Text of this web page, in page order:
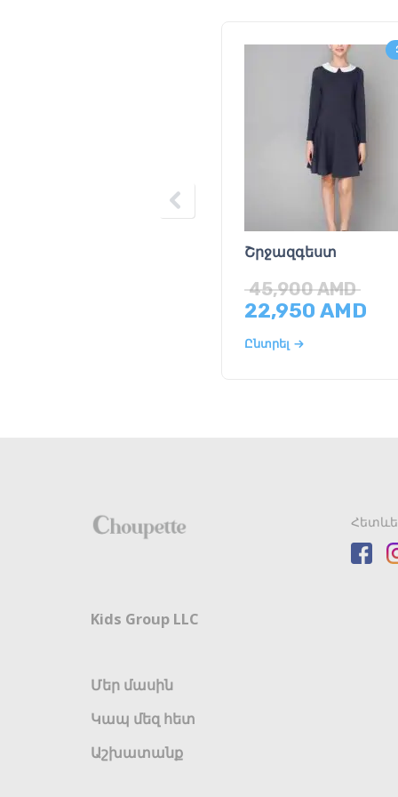
Շրջազգեստ
45,900AMD
22,950 AMD
Ընտրել
Kids Group LLC
Մեր մասին
Կապ մեզ հետ
Աշխատանք